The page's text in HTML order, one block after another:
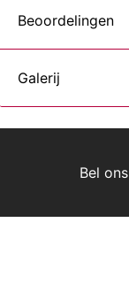
Beoordelingen
Galerij
Bel ons